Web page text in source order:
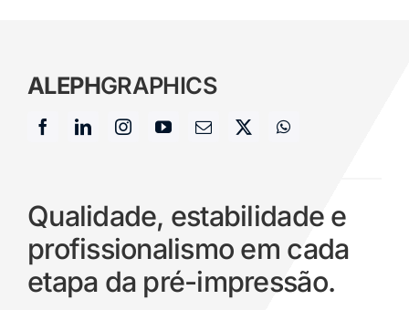
ALEPHGRAPHICS
Qualidade, estabilidade e
profissionalismo em cada
etapa da pré-impressão.